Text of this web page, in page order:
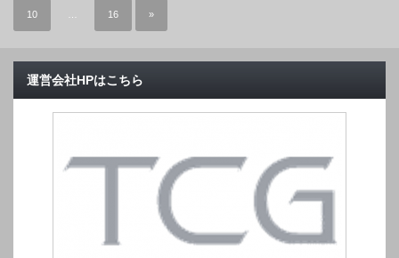
10 16 »
運営会社HPはこちら